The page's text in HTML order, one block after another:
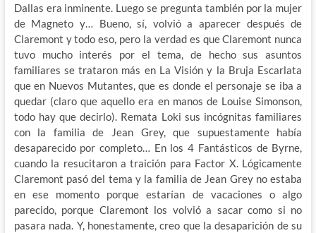
Dallas era inminente. Luego se pregunta también por la mujer
de Magneto y… Bueno, sí, volvió a aparecer después de
Claremont y todo eso, pero la verdad es que Claremont nunca
tuvo mucho interés por el tema, de hecho sus asuntos
familiares se trataron más en La Visión y la Bruja Escarlata
que en Nuevos Mutantes, que es donde el personaje se iba a
quedar (claro que aquello era en manos de Louise Simonson,
todo hay que decirlo). Remata Loki sus incógnitas familiares
con la familia de Jean Grey, que supuestamente había
desaparecido por completo… En los 4 Fantásticos de Byrne,
cuando la resucitaron a traición para Factor X. Lógicamente
Claremont pasó del tema y la familia de Jean Grey no estaba
en ese momento porque estarían de vacaciones o algo
parecido, porque Claremont los volvió a sacar como si no
pasara nada. Y, honestamente, creo que la desaparición de su